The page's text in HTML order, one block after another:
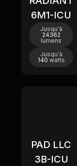
6M1-ICU
Jusqu'à
24362
lumens
Jusqu'à
140 watts
PAD LLC
3B-ICU